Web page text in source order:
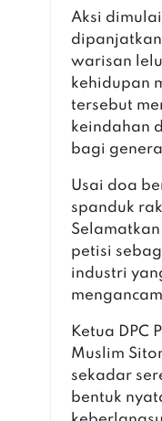
Aksi
warisan
kehidupan
tersebut
keindahan
bagi
Usai doa
spanduk
petisi
industri
Ketua DPC
Muslim
sekadar
bentuk